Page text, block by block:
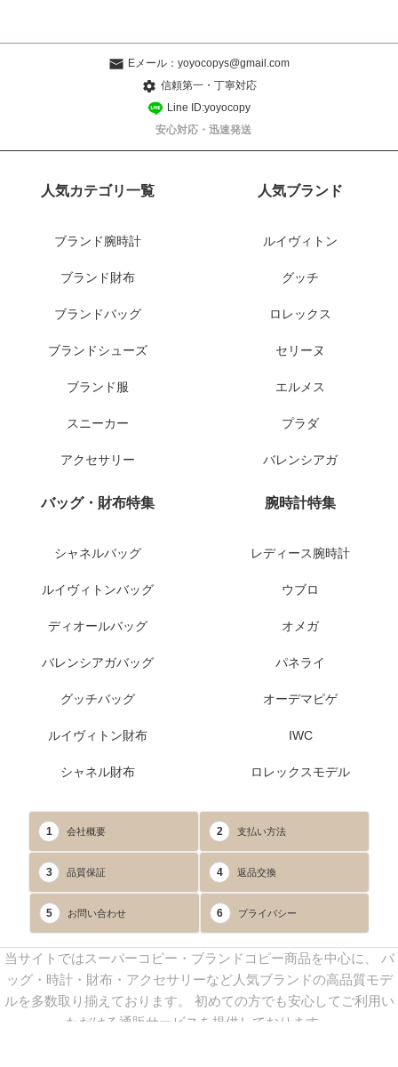
Eメール： yoyocopys@gmail.com
信頼第一・丁寧対応
Line ID:yoyocopy
安心対応・迅速発送
人気カテゴリ一覧
ブランド腕時計
ブランド財布
ブランドバッグ
ブランドシューズ
ブランド服
スニーカー
アクセサリー
人気ブランド
ルイヴィトン
グッチ
ロレックス
セリーヌ
エルメス
プラダ
バレンシアガ
バッグ・財布特集
シャネルバッグ
ルイヴィトンバッグ
ディオールバッグ
バレンシアガバッグ
グッチバッグ
ルイヴィトン財布
シャネル財布
腕時計特集
レディース腕時計
ウブロ
オメガ
パネライ
オーデマピゲ
IWC
ロレックスモデル
1 会社概要 2 支払い方法
3 品質保証 4 返品交換
5 お問い合わせ 6 プライバシー
当サイトではスーパーコピー・ブランドコピー商品を中心に、 バ
ッグ・時計・財布・アクセサリーなど人気ブランドの高品質モデ
ルを多数取り揃えております。 初めての方でも安心してご利用い
ただける通販サービスを提供しております。